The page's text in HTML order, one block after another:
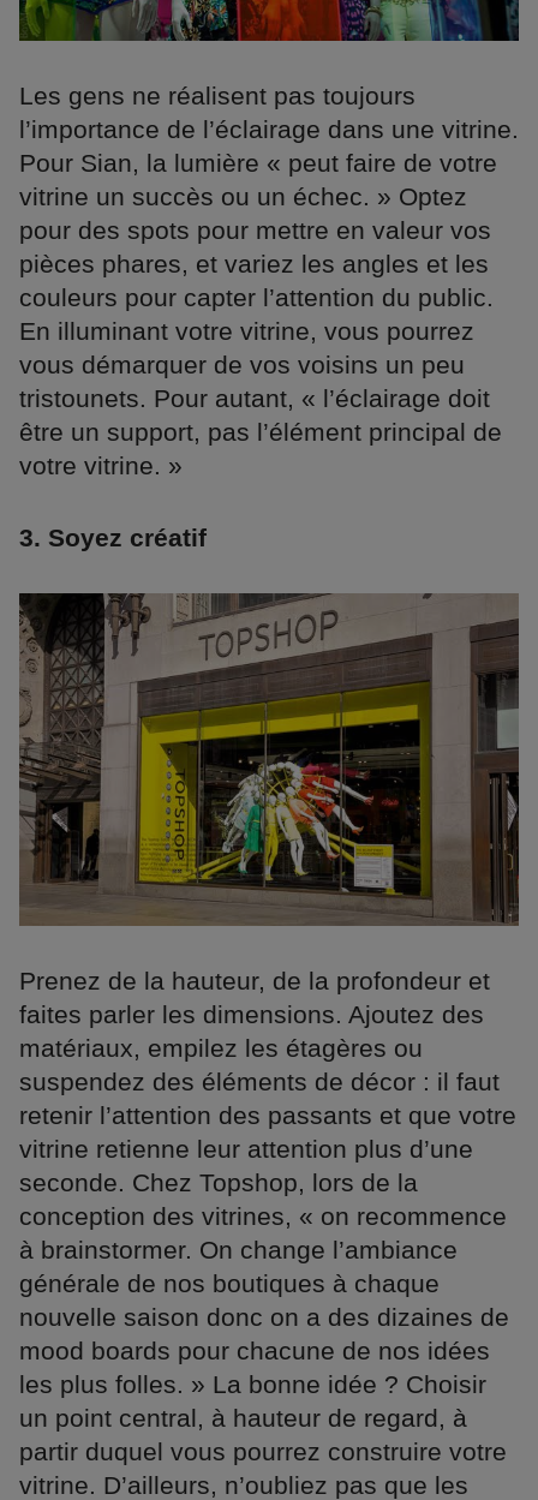
Les gens ne réalisent pas toujours
l’importance de l’éclairage dans une vitrine.
Pour Sian, la lumière « peut faire de votre
vitrine un succès ou un échec. » Optez
pour des spots pour mettre en valeur vos
pièces phares, et variez les angles et les
couleurs pour capter l’attention du public.
En illuminant votre vitrine, vous pourrez
vous démarquer de vos voisins un peu
tristounets. Pour autant, « l’éclairage doit
être un support, pas l’élément principal de
votre vitrine. »
3. Soyez créatif
Prenez de la hauteur, de la profondeur et
faites parler les dimensions. Ajoutez des
matériaux, empilez les étagères ou
suspendez des éléments de décor : il faut
retenir l’attention des passants et que votre
vitrine retienne leur attention plus d’une
seconde. Chez Topshop, lors de la
conception des vitrines, « on recommence
à brainstormer. On change l’ambiance
générale de nos boutiques à chaque
nouvelle saison donc on a des dizaines de
mood boards pour chacune de nos idées
les plus folles. » La bonne idée ? Choisir
un point central, à hauteur de regard, à
partir duquel vous pourrez construire votre
vitrine. D’ailleurs, n’oubliez pas que les